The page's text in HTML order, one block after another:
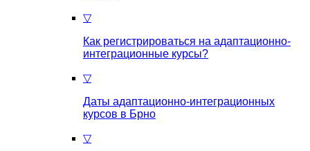
▽
Как регистрироваться на aдаптационно-
интеграционные курсы?
▽
Даты адаптационно-интеграционных
курсов в Брно
▽